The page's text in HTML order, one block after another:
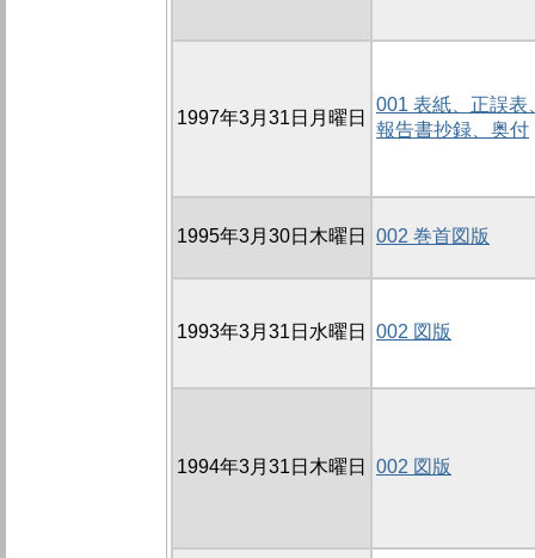
1997年3月31日月曜日
001 表紙、正誤表
報告書抄録、奥付
1995年3月30日木曜日 002 巻首図版
1993年3月31日水曜日 002 図版
1994年3月31日木曜日 002 図版